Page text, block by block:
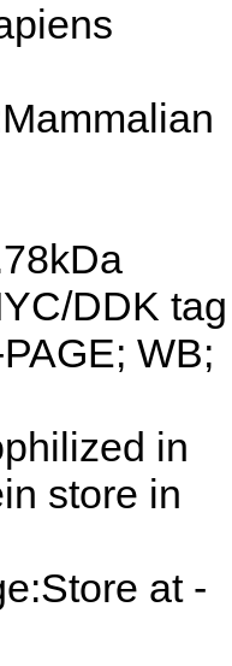
DDK tag
WB;
in
store in
at -